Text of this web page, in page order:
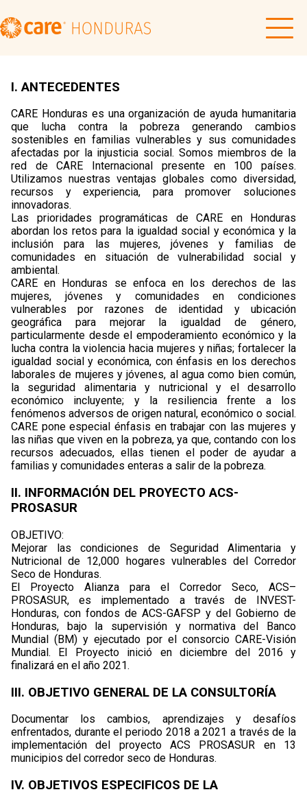
I. ANTECEDENTES
CARE Honduras es una organización de ayuda humanitaria
que lucha contra la pobreza generando cambios
sostenibles en familias vulnerables y sus comunidades
afectadas por la injusticia social. Somos miembros de la
red de CARE Internacional presente en 100 países.
Utilizamos nuestras ventajas globales como diversidad,
recursos y experiencia, para promover soluciones
innovadoras.
Las prioridades programáticas de CARE en Honduras
abordan los retos para la igualdad social y económica y la
inclusión para las mujeres, jóvenes y familias de
comunidades en situación de vulnerabilidad social y
ambiental.
CARE en Honduras se enfoca en los derechos de las
mujeres, jóvenes y comunidades en condiciones
vulnerables por razones de identidad y ubicación
geográfica para mejorar la igualdad de género,
particularmente desde el empoderamiento económico y la
lucha contra la violencia hacia mujeres y niñas; fortalecer la
igualdad social y económica, con énfasis en los derechos
laborales de mujeres y jóvenes, al agua como bien común,
la seguridad alimentaria y nutricional y el desarrollo
económico incluyente; y la resiliencia frente a los
fenómenos adversos de origen natural, económico o social.
CARE pone especial énfasis en trabajar con las mujeres y
las niñas que viven en la pobreza, ya que, contando con los
recursos adecuados, ellas tienen el poder de ayudar a
familias y comunidades enteras a salir de la pobreza.
II. INFORMACIÓN DEL PROYECTO ACS-
PROSASUR
OBJETIVO:
Mejorar las condiciones de Seguridad Alimentaria y
Nutricional de 12,000 hogares vulnerables del Corredor
Seco de Honduras.
El Proyecto Alianza para el Corredor Seco, ACS–
PROSASUR, es implementado a través de INVEST-
Honduras, con fondos de ACS-GAFSP y del Gobierno de
Honduras, bajo la supervisión y normativa del Banco
Mundial (BM) y ejecutado por el consorcio CARE-Visión
Mundial. El Proyecto inició en diciembre del 2016 y
finalizará en el año 2021.
III. OBJETIVO GENERAL DE LA CONSULTORÍA
Documentar los cambios, aprendizajes y desafíos
enfrentados, durante el periodo 2018 a 2021 a través de la
implementación del proyecto ACS PROSASUR en 13
municipios del corredor seco de Honduras.
IV. OBJETIVOS ESPECIFICOS DE LA